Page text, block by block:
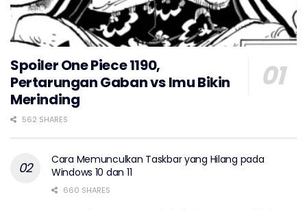
Spoiler One Piece 1190,
Pertarungan Gaban vs Imu Bikin
Merinding
562 SHARES
Cara Memunculkan Taskbar yang Hilang pada
Windows 10 dan 11
660 SHARES